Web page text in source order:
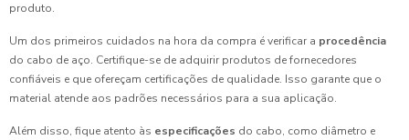
produto.
Um dos primeiros cuidados na hora da compra é verificar a procedência
do cabo de aço. Certifique-se de adquirir produtos de fornecedores
confiáveis e que ofereçam certificações de qualidade. Isso garante que o
material atende aos padrões necessários para a sua aplicação.
Além disso, fique atento às especificações do cabo, como diâmetro e